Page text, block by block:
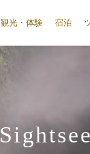
観光・体験 宿泊